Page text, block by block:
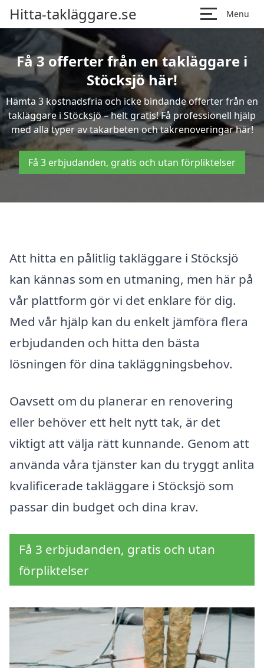
Hitta-takläggare.se Menu
Få 3 offerter från en takläggare i
Stöcksjö här!
Hämta 3 kostnadsfria och icke bindande offerter från en
takläggare i Stöcksjö – helt gratis! Få professionell hjälp
med alla typer av takarbeten och takrenoveringar här!
Få 3 erbjudanden, gratis och utan förpliktelser
Att hitta en pålitlig takläggare i Stöcksjö
kan kännas som en utmaning, men här på
vår plattform gör vi det enklare för dig.
Med vår hjälp kan du enkelt jämföra flera
erbjudanden och hitta den bästa
lösningen för dina takläggningsbehov.
Oavsett om du planerar en renovering
eller behöver ett helt nytt tak, är det
viktigt att välja rätt kunnande. Genom att
använda våra tjänster kan du tryggt anlita
kvalificerade takläggare i Stöcksjö som
passar din budget och dina krav.
Få 3 erbjudanden, gratis och utan
förpliktelser